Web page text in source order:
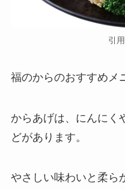
引
福のからのおすすめメ
からあげは、にんにく
どがあります。
やさしい味わいと柔ら